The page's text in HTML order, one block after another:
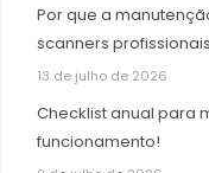
Por que a
scanners
13 de julho de 2026
Checklist anual para
funcionamento!